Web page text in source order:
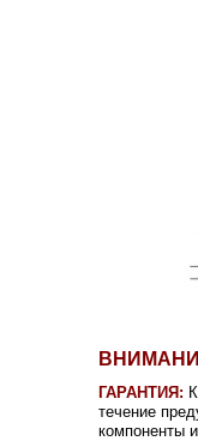
ГАРАНТИЯ:
течение
компоненты